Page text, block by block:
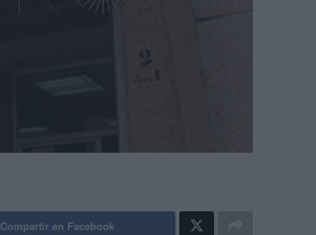
Compartir en Facebook